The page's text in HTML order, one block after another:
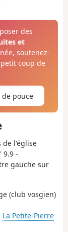
des
et
soutenez-
coup de
de pouce
de l'église
9.9 -
gauche sur
(club vosgien)
La Petite-Pierre